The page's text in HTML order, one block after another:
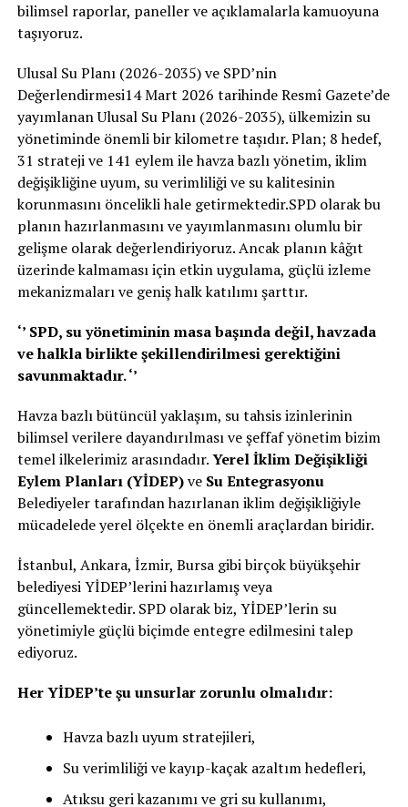
bilimsel raporlar, paneller ve açıklamalarla kamuoyuna
taşıyoruz.
Ulusal Su Planı (2026-2035) ve SPD’nin
Değerlendirmesi14 Mart 2026 tarihinde Resmî Gazete’de
yayımlanan Ulusal Su Planı (2026-2035), ülkemizin su
yönetiminde önemli bir kilometre taşıdır. Plan; 8 hedef,
31 strateji ve 141 eylem ile havza bazlı yönetim, iklim
değişikliğine uyum, su verimliliği ve su kalitesinin
korunmasını öncelikli hale getirmektedir.SPD olarak bu
planın hazırlanmasını ve yayımlanmasını olumlu bir
gelişme olarak değerlendiriyoruz. Ancak planın kâğıt
üzerinde kalmaması için etkin uygulama, güçlü izleme
mekanizmaları ve geniş halk katılımı şarttır.
‘’ SPD, su yönetiminin masa başında değil, havzada
ve halkla birlikte şekillendirilmesi gerektiğini
savunmaktadır. ‘’
Havza bazlı bütüncül yaklaşım, su tahsis izinlerinin
bilimsel verilere dayandırılması ve şeffaf yönetim bizim
temel ilkelerimiz arasındadır.Yerel İklim Değişikliği
Eylem Planları (YİDEP)ve Su Entegrasyonu
Belediyeler tarafından hazırlanan iklim değişikliğiyle
mücadelede yerel ölçekte en önemli araçlardan biridir.
İstanbul, Ankara, İzmir, Bursa gibi birçok büyükşehir
belediyesi YİDEP’lerini hazırlamış veya
güncellemektedir. SPD olarak biz, YİDEP’lerin su
yönetimiyle güçlü biçimde entegre edilmesini talep
ediyoruz.
Her YİDEP’te şu unsurlar zorunlu olmalıdır:
Havza bazlı uyum stratejileri,
Su verimliliği ve kayıp-kaçak azaltım hedefleri,
Atıksu geri kazanımı ve gri su kullanımı,